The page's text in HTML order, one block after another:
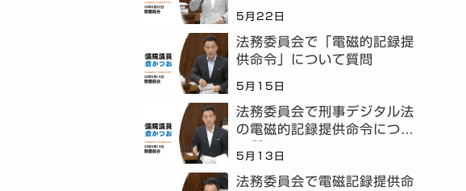
5月22日
法務委員会で「電磁的記録提
供命令」について質問
5月15日
法務委員会で刑事デジタル法
の電磁的記録提供命令につい
5月13日
法務委員会で電磁記録提供命